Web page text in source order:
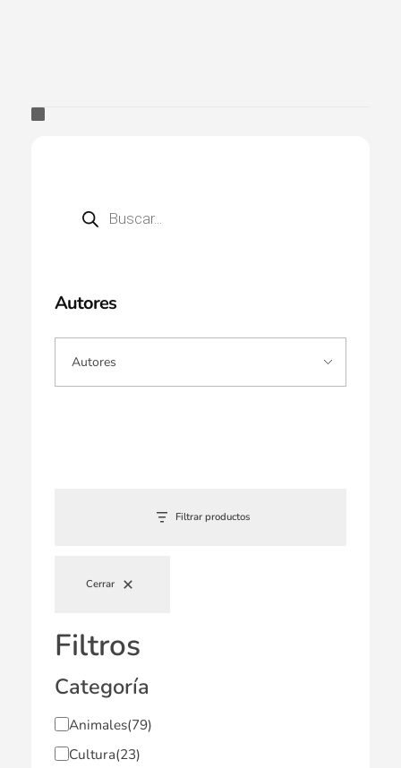
Autores
Filtrar productos
Cerrar
Filtros
Categoría
Animales(79)
Cultura(23)